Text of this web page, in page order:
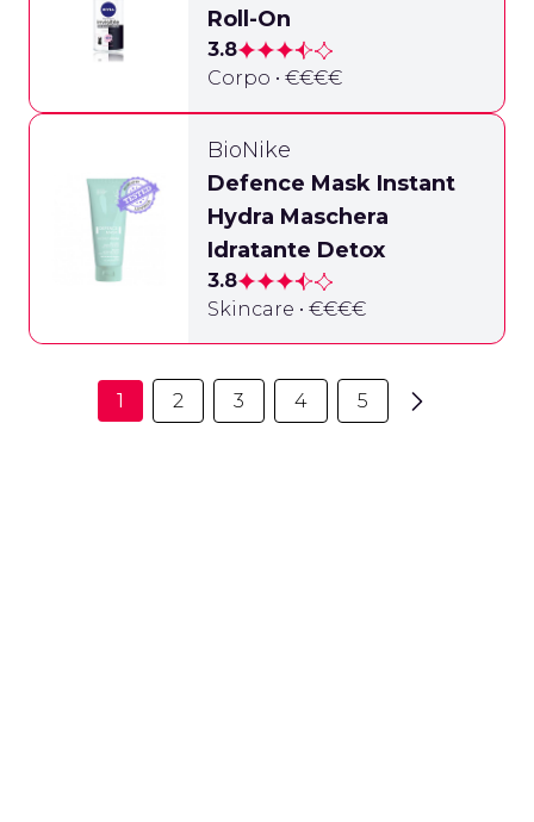
Roll-On
3.8
Corpo • €€€€
BioNike
Defence Mask Instant
Hydra Maschera
Idratante Detox
3.8
Skincare • €€€€
1 2 3 4 5